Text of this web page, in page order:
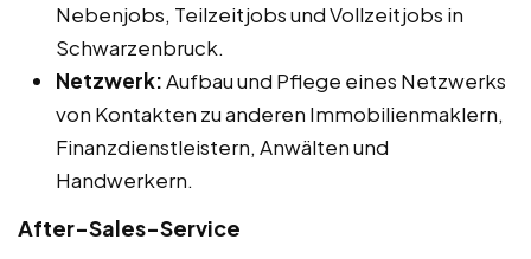
Nebenjobs, Teilzeitjobs und Vollzeitjobs in
Schwarzenbruck.
Netzwerk:Aufbau und Pflege eines Netzwerks
von Kontakten zu anderen Immobilienmaklern,
Finanzdienstleistern, Anwälten und
Handwerkern.
After-Sales-Service